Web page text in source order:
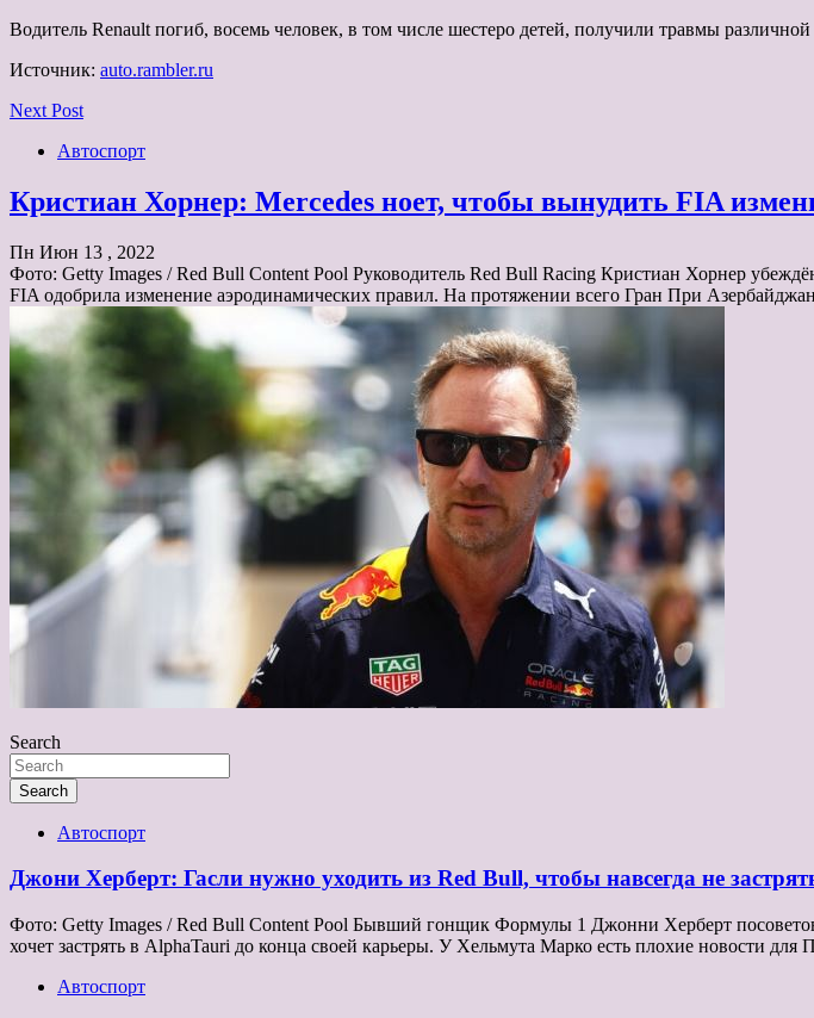
Водитель Renault погиб, восемь человек, в том числе шестеро детей, получили травмы различной
Источник: auto.rambler.ru
Next Post
Автоспорт
Кристиан Хорнер: Mercedes ноет, чтобы вынудить FIA
Пн Июн 13 , 2022
Фото: Getty Images / Red Bull Content Pool Руководитель Red Bull Racing Кристиан Хорнер
FIA одобрила изменение аэродинамических правил. На протяжении всего Гран При
Search
Search
Автоспорт
Джони Херберт: Гасли нужно уходить из Red Bull, чтобы навсегда не
Фото: Getty Images / Red Bull Content Pool Бывший гонщик Формулы 1 Джонни Херберт
хочет застрять в AlphaTauri до конца своей карьеры. У Хельмута Марко есть плохие новости
Автоспорт